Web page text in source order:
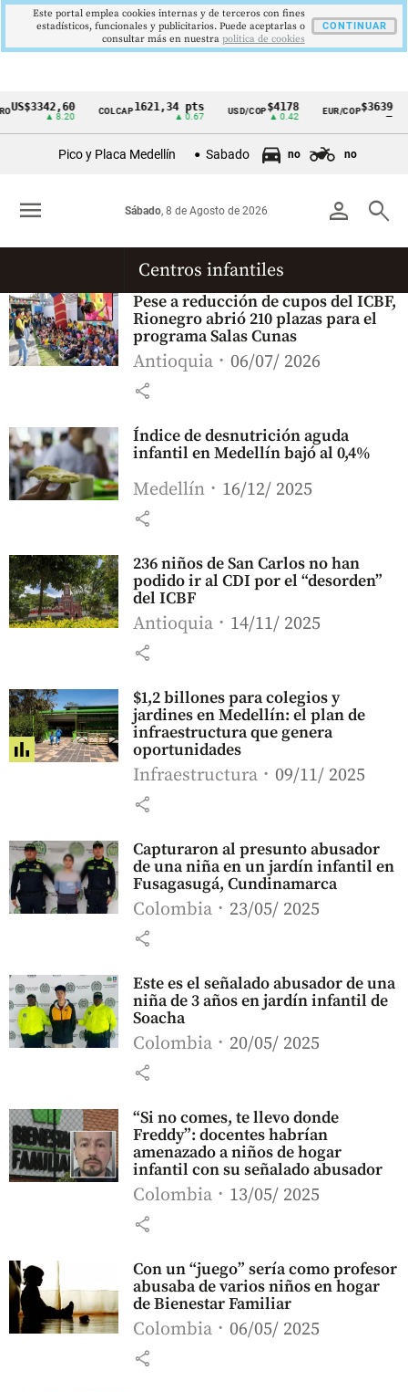
Cintillo
Colombia
US$3342,60
▲ 8.20
COLCAP1621,34 pts
▲ 0.67
USD/COP$4178
▲ 0.42
EUR/COP$3639
—
Pico y Placa Medellín Sabado no no
person search
Sábado, 8 de Agosto de 2026
menu
Centros infantiles
Pese a reducción de cupos del ICBF,
Rionegro abrió 210 plazas para el
programa Salas Cunas
Antioquia 06/07/ 2026
share
Índice de desnutrición aguda
infantil en Medellín bajó al 0,4%
Medellín 16/12/ 2025
share
236 niños de San Carlos no han
podido ir al CDI por el “desorden”
del ICBF
Antioquia 14/11/ 2025
share
$1,2 billones para colegios y
jardines en Medellín: el plan de
infraestructura que genera
oportunidades
Infraestructura 09/11/ 2025
share
Capturaron al presunto abusador
de una niña en un jardín infantil en
Fusagasugá, Cundinamarca
Colombia 23/05/ 2025
share
Este es el señalado abusador de una
niña de 3 años en jardín infantil de
Soacha
Colombia 20/05/ 2025
share
“Si no comes, te llevo donde
Freddy”: docentes habrían
amenazado a niños de hogar
infantil con su señalado abusador
Colombia 13/05/ 2025
share
Con un “juego” sería como profesor
abusaba de varios niños en hogar
de Bienestar Familiar
Colombia 06/05/ 2025
share
Este portal emplea cookies internas y de terceros con fines
estadísticos, funcionales y publicitarios. Puede aceptarlas o
consultar más en nuestra politica de cookies
CONTINUAR